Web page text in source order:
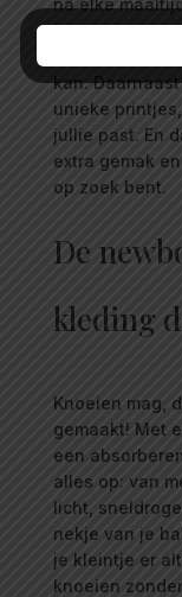
letten we
kan.
unieke
jullie past. En
extra gemak
op zoek bent.
De
kleding
Knoeien mag,
gemaakt! Met
een
alles op: van
licht,
nekje van je
je kleintje er
knoeien